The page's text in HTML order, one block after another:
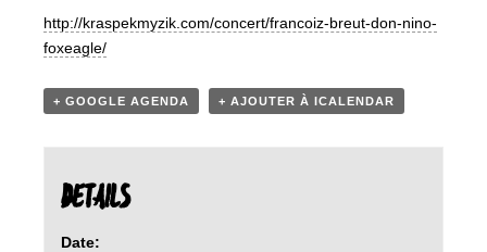
http://kraspekmyzik.com/concert/francoiz-breut-don-nino-
foxeagle/
+ GOOGLE AGENDA + AJOUTER À ICALENDAR
DETAILS
Date: